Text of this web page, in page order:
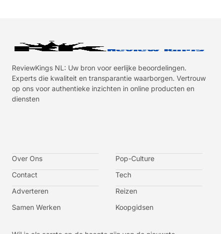
ReviewKings NL: Uw bron voor eerlijke beoordelingen.
Experts die kwaliteit en transparantie waarborgen. Vertrouw
op ons voor authentieke inzichten in online producten en
diensten
-
f
c
e
o
o
-
t
i
t
e
r
-
s
g
r
m
-
-
u
b
Over Ons
Contact
Adverteren
Samen Werken
Pop-Culture
Tech
Reizen
Koopgidsen